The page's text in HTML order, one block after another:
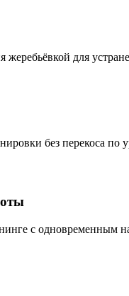
для
без перекоса по
с одновременным